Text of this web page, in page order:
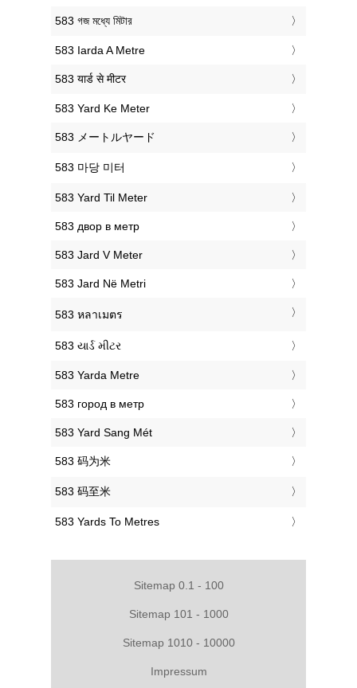
‎583 গজ মধ্যে মিটার
‎583 Iarda A Metre
‎583 यार्ड से मीटर
‎583 Yard Ke Meter
‎583 メートルヤード
‎583 마당 미터
‎583 Yard Til Meter
‎583 двор в метр
‎583 Jard V Meter
‎583 Jard Në Metri
‎583 หลาเมตร
‎583 યાર્ડ મીટર
‎583 Yarda Metre
‎583 город в метр
‎583 Yard Sang Mét
‎583 码为米
‎583 码至米
‎583 Yards To Metres
Sitemap 0.1 - 100
Sitemap 101 - 1000
Sitemap 1010 - 10000
Impressum